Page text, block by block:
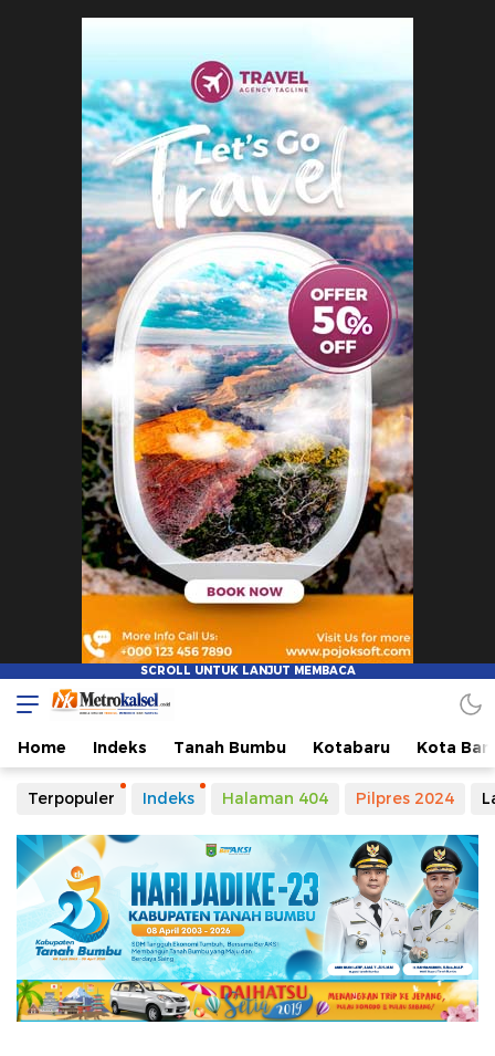
Metro Kalsel
Media Online Terkini, Faktual dan Mendidik
Home Indeks Tanah Bumbu Kotabaru Kota
Terpopuler Indeks Halaman 404 Pilpres 2024